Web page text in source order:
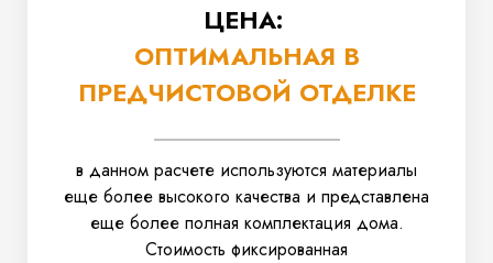
ЦЕНА:
ОПТИМАЛЬНАЯ В
ПРЕДЧИСТОВОЙ ОТДЕЛКЕ
в данном расчете используются материалы
еще более высокого качества и представлена
еще более полная комплектация дома.
Стоимость фиксированная